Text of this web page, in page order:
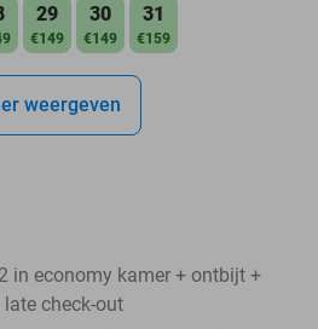
29
€149
30
€149
31
€159
weergeven
in economy kamer + ontbijt +
check-out